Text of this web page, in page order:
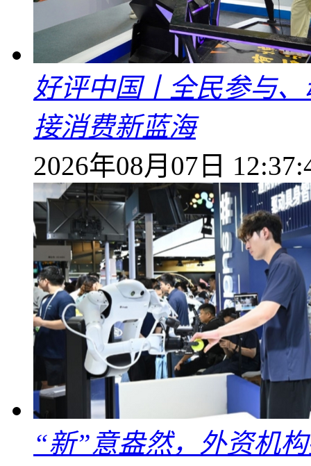
好评中国丨全民参与
接消费新蓝海
2026年08月07日
“新”意盎然，外资机